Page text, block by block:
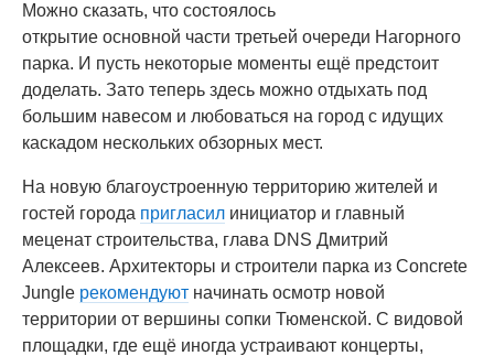
Можно сказать, что состоялось
открытие основной части третьей очереди Нагорного
парка. И пусть некоторые моменты ещё предстоит
доделать. Зато теперь здесь можно отдыхать под
большим навесом и любоваться на город с идущих
каскадом нескольких обзорных мест.
На новую благоустроенную территорию жителей и
гостей города пригласил инициатор и главный
меценат строительства, глава DNS Дмитрий
Алексеев. Архитекторы и строители парка из Concrete
Jungle рекомендуют начинать осмотр новой
территории от вершины сопки Тюменской. С видовой
площадки, где ещё иногда устраивают концерты,